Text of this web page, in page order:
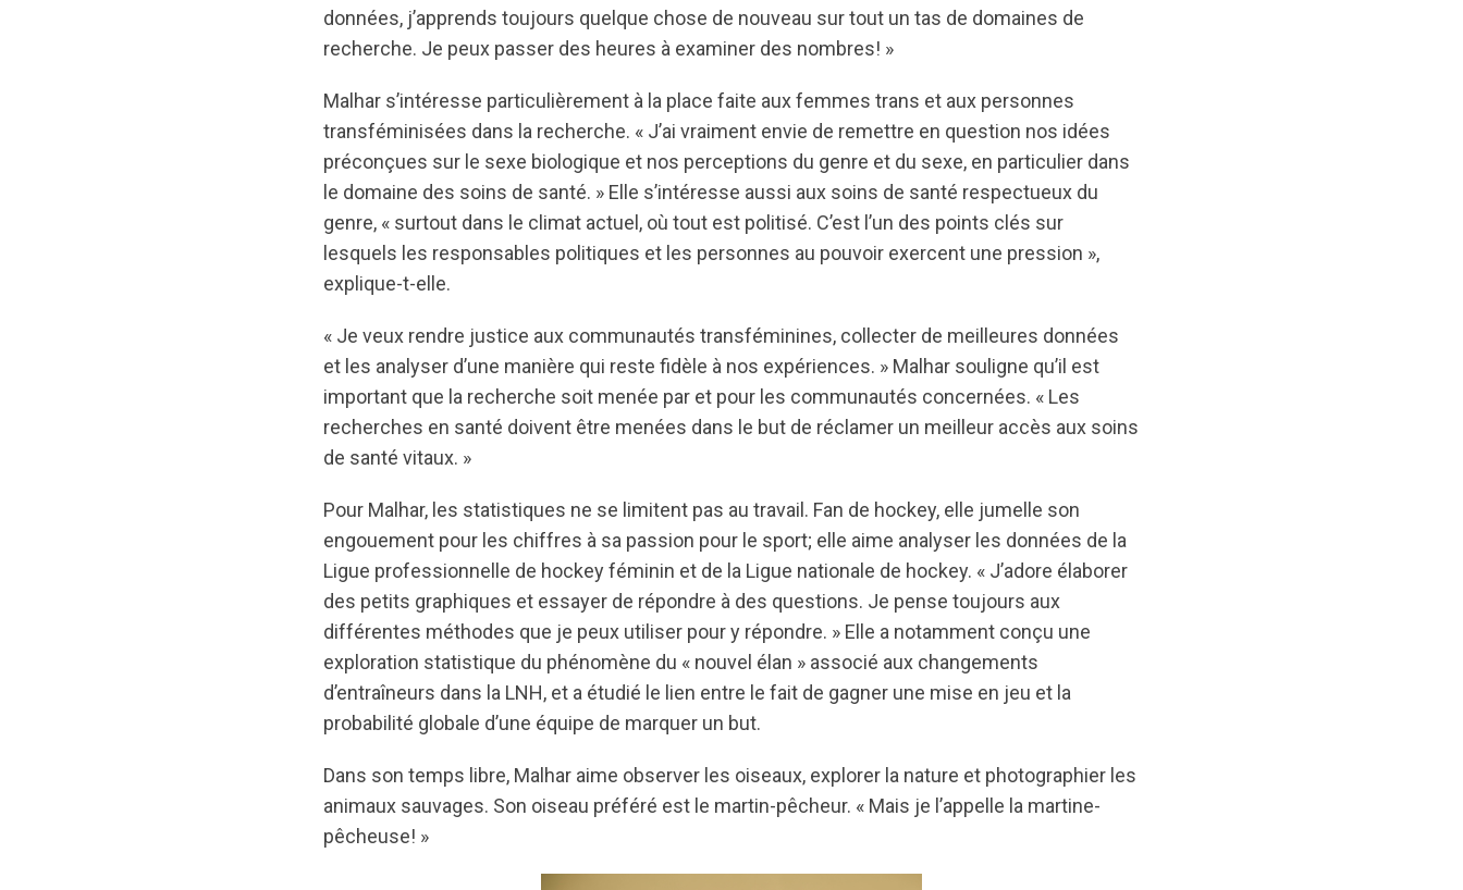
données, j’apprends toujours quelque chose de nouveau sur tout un tas de domaines de
recherche. Je peux passer des heures à examiner des nombres! »
Malhar s’intéresse particulièrement à la place faite aux femmes trans et aux personnes
transféminisées dans la recherche. « J’ai vraiment envie de remettre en question nos idées
préconçues sur le sexe biologique et nos perceptions du genre et du sexe, en particulier dans
le domaine des soins de santé. » Elle s’intéresse aussi aux soins de santé respectueux du
genre, « surtout dans le climat actuel, où tout est politisé. C’est l’un des points clés sur
lesquels les responsables politiques et les personnes au pouvoir exercent une pression »,
explique-t-elle.
« Je veux rendre justice aux communautés transféminines, collecter de meilleures données
et les analyser d’une manière qui reste fidèle à nos expériences. » Malhar souligne qu’il est
important que la recherche soit menée par et pour les communautés concernées. « Les
recherches en santé doivent être menées dans le but de réclamer un meilleur accès aux soins
de santé vitaux. »
Pour Malhar, les statistiques ne se limitent pas au travail. Fan de hockey, elle jumelle son
engouement pour les chiffres à sa passion pour le sport; elle aime analyser les données de la
Ligue professionnelle de hockey féminin et de la Ligue nationale de hockey. « J’adore élaborer
des petits graphiques et essayer de répondre à des questions. Je pense toujours aux
différentes méthodes que je peux utiliser pour y répondre. » Elle a notamment conçu une
exploration statistique du phénomène du « nouvel élan » associé aux changements
d’entraîneurs dans la LNH, et a étudié le lien entre le fait de gagner une mise en jeu et la
probabilité globale d’une équipe de marquer un but.
Dans son temps libre, Malhar aime observer les oiseaux, explorer la nature et photographier les
animaux sauvages. Son oiseau préféré est le martin-pêcheur. « Mais je l’appelle la martine-
pêcheuse! »